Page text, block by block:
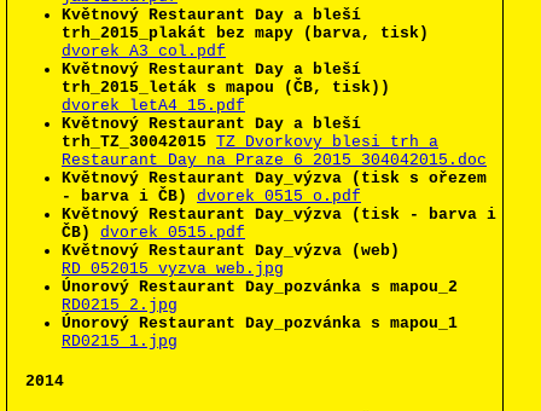
Květnový Restaurant Day a bleší
trh_2015_plakát bez mapy (barva, tisk)
dvorek_A3_col.pdf
Květnový Restaurant Day a bleší
trh_2015_leták s mapou (ČB, tisk))
dvorek_letA4_15.pdf
Květnový Restaurant Day a bleší
trh_TZ_30042015 TZ_Dvorkovy blesi trh a
Restaurant Day na Praze 6_2015_304042015.doc
Květnový Restaurant Day_výzva (tisk s ořezem
- barva i ČB)
dvorek_0515_o.pdf
Květnový Restaurant Day_výzva (tisk - barva i
ČB)
dvorek_0515.pdf
Květnový Restaurant Day_výzva (web)
RD_052015_vyzva_web.jpg
Únorový Restaurant Day_pozvánka s mapou_2
RD0215_2.jpg
Únorový Restaurant Day_pozvánka s mapou_1
RD0215_1.jpg
2014